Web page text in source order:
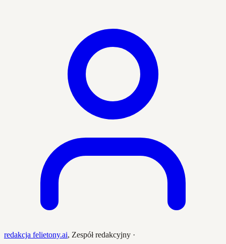
redakcja felietony.ai, Zespół redakcyjny ·